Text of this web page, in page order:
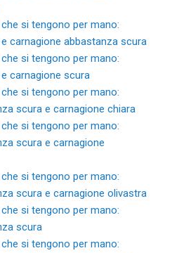
si tengono per mano:
carnagione abbastanza scura
si tengono per mano:
carnagione scura
si tengono per mano:
scura e carnagione chiara
si tengono per mano:
scura e carnagione
si tengono per mano:
scura e carnagione olivastra
si tengono per mano:
scura
si tengono per mano: